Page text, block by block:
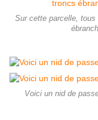
Sur cette parcelle,
Voici un nid de